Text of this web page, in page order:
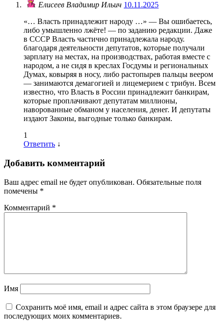
Елисеев Владимир Ильич 10.11.2025
«… Власть принадлежит народу …» — Вы ошибаетесь,
либо умышленно лжёте! — по заданию редакции. Даже
в СССР Власть частично принадлежала народу.
благодаря деятельности депутатов, которые получали
зарплату на местах, на производствах, работая вместе с
народом, а не сидя в креслах Госдумы и региональных
Думах, ковыряя в носу, либо растопырев пальцы веером
— занимаются демагогией и лицемерием с трибун. Всем
известно, что Власть в России принадлежит банкирам,
которые проплачивают депутатам миллионы,
наворованные обманом у населения, денег. И депутаты
издают Законы, выгодные только банкирам.
1
Ответить ↓
Добавить комментарий
Ваш адрес email не будет опубликован. Обязательные поля
помечены *
Комментарий *
Имя
Сохранить моё имя, email и адрес сайта в этом браузере для
последующих моих комментариев.